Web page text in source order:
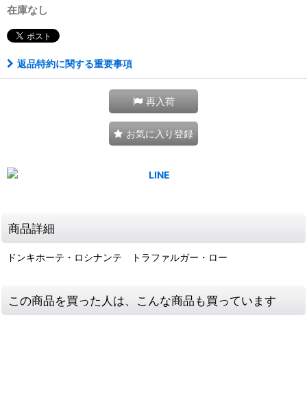
在庫なし
返品特約に関する重要事項
再入荷
お気に入り登録
商品詳細
ドンキホーテ・ロシナンテ トラファルガー・ロー
この商品を買った人は、こんな商品も買っています